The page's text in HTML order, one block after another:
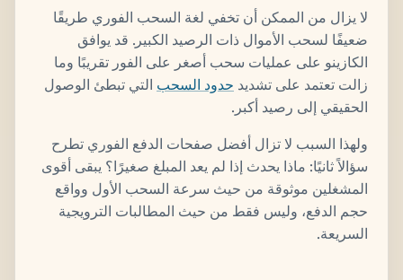
لا يزال من الممكن أن تخفي لغة السحب الفوري طريقًا
ضعيفًا لسحب الأموال ذات الرصيد الكبير. قد يوافق
الكازينو على عمليات سحب أصغر على الفور تقريبًا وما
زالت تعتمد على تشديد حدود السحب التي تبطئ الوصول
الحقيقي إلى رصيد أكبر.
ولهذا السبب لا تزال أفضل صفحات الدفع الفوري تطرح
سؤالاً ثانيًا: ماذا يحدث إذا لم يعد المبلغ صغيرًا؟ يبقى أقوى
المشغلين موثوقة من حيث سرعة السحب الأول وواقع
حجم الدفع، وليس فقط من حيث المطالبات الترويجية
السريعة.